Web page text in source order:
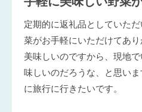
定期的に返礼品としていた
菜がお手軽にいただけてあ
美味しいのですから、現地
味しいのだろうな、と思い
に旅行に行きたいです。